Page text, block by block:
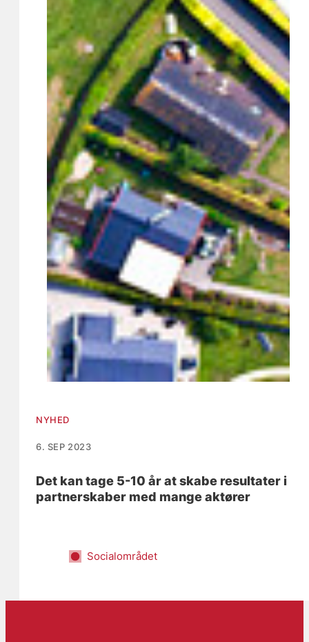
NYHED
6. SEP 2023
Det kan tage 5-10 år at skabe resultater i
partnerskaber med mange aktører
Socialområdet